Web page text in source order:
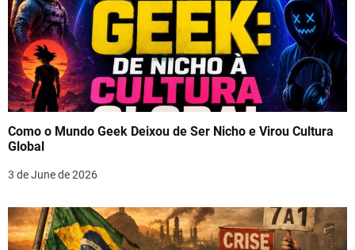
Como o Mundo Geek Deixou de Ser Nicho e Virou Cultura
Global
3 de June de 2026